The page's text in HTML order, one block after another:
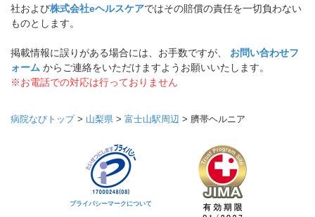
社および株式会社eヘルスケアではその賠償の責任を一切負わない
ものとします。
掲載情報に誤りがある場合には、お手数ですが、 お問い合わせフ
ォーム からご連絡をいただけますようお願いいたします。
※お電話での対応は行っておりません
病院なびトップ> 山梨県 > 富士山駅周辺 > 臍帯ヘルニア
プライバシーマークについて